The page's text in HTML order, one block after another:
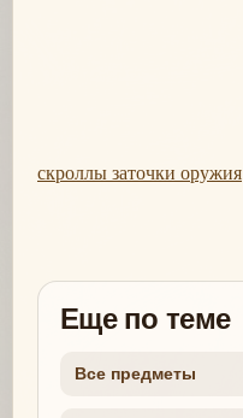
скроллы заточки оружия
Еще по теме
Все предметы